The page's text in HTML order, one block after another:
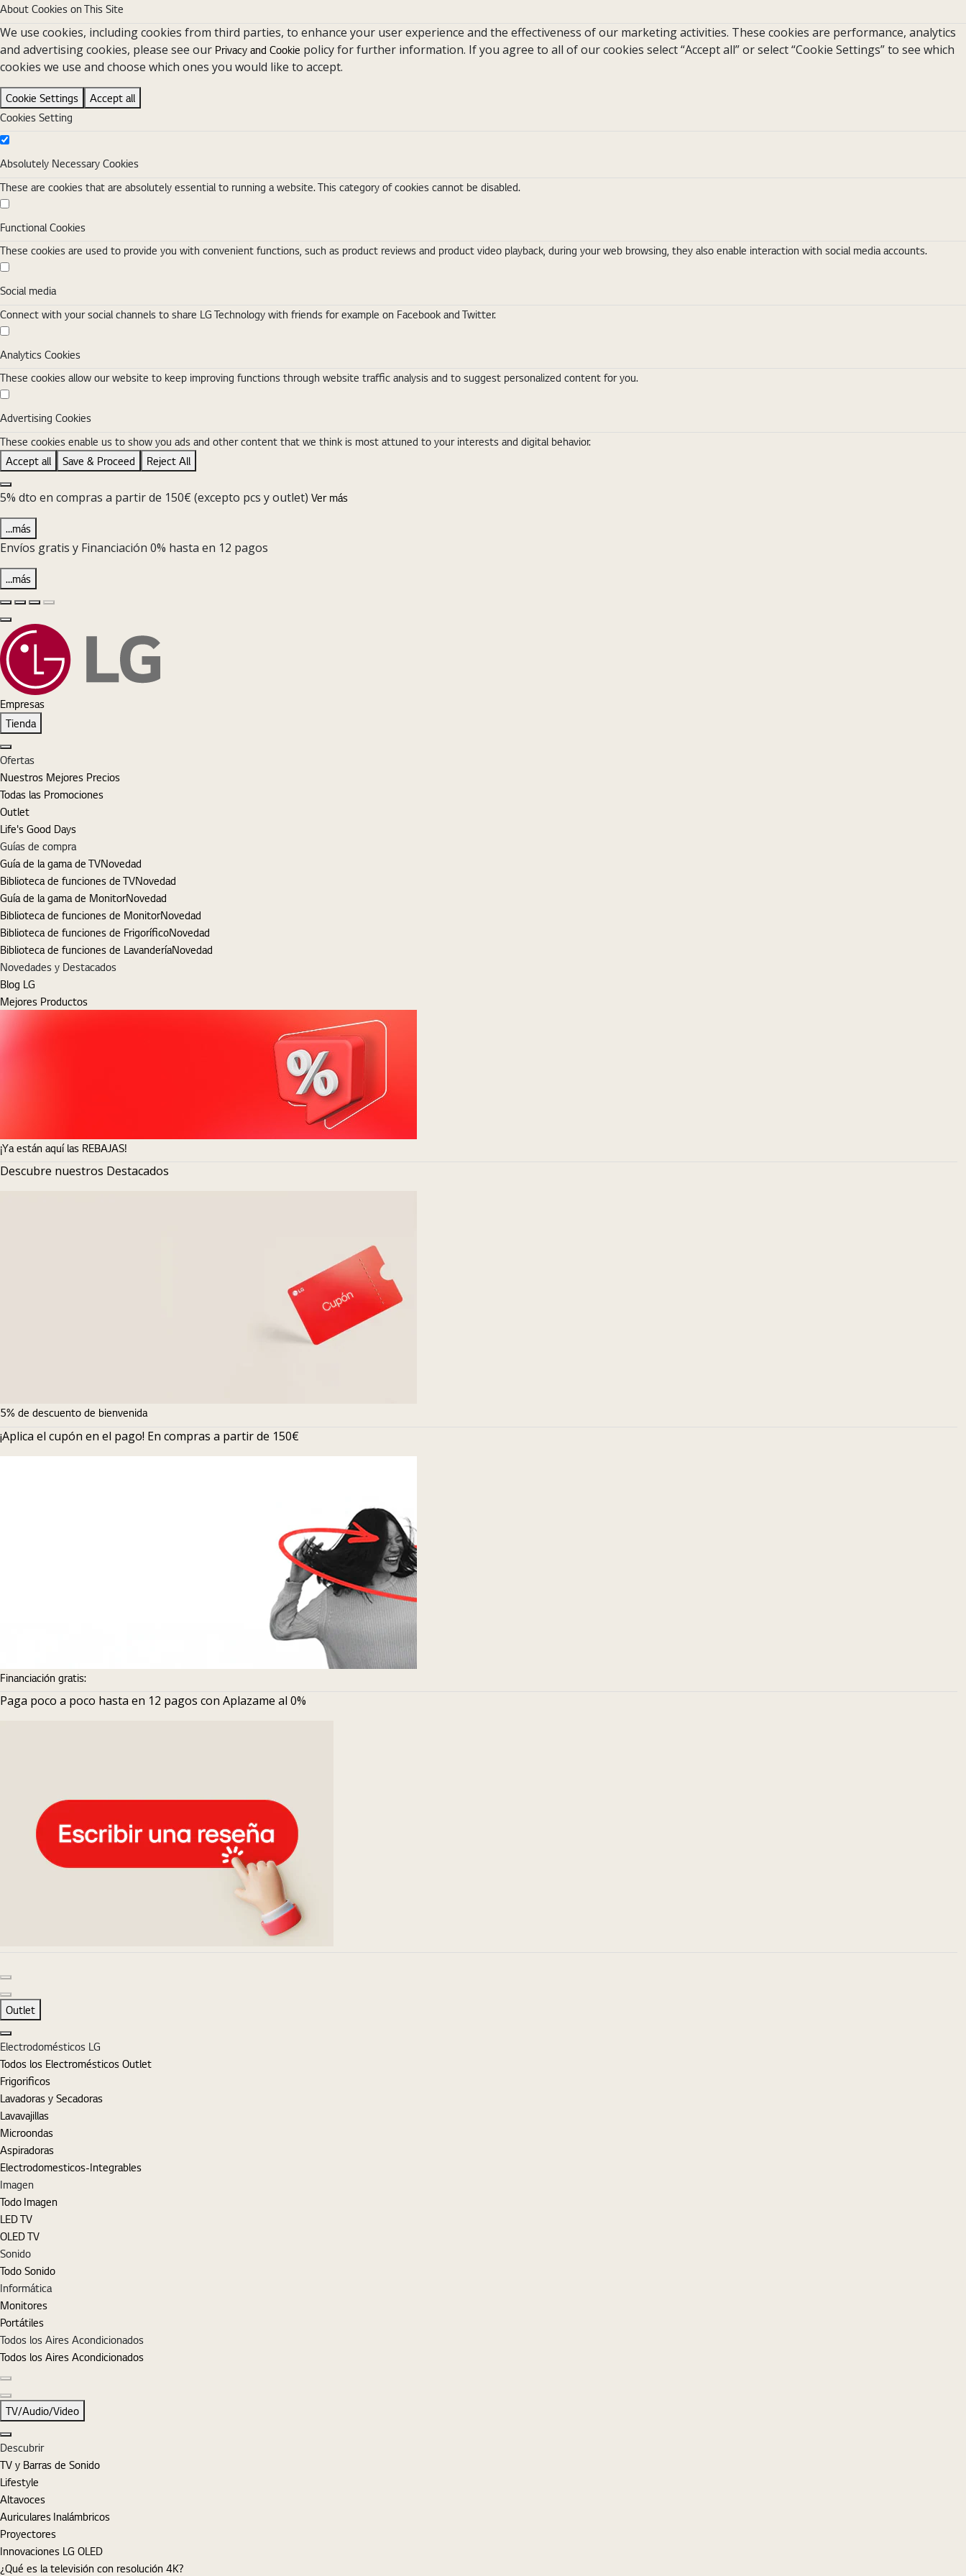
About Cookies on This Site
We use cookies, including cookies from third parties, to enhance your user experience and the effectiveness of our marketing activities. These cookies are performance, analytics
and advertising cookies, please see our Privacy and Cookie policy for further information. If you agree to all of our cookies select “Accept all” or select “Cookie Settings” to see which
cookies we use and choose which ones you would like to accept.
Cookie Settings
Accept all
Cookies Setting
Absolutely Necessary Cookies
Absolutely Necessary Cookies
These are cookies that are absolutely essential to running a website. This category of cookies cannot be disabled.
Functional Cookies
Functional Cookies
These cookies are used to provide you with convenient functions, such as product reviews and product video playback, during your web browsing, they also enable interaction with social media accounts.
Social media
Social media
Connect with your social channels to share LG Technology with friends for example on Facebook and Twitter.
Analytics Cookies
Analytics Cookies
These cookies allow our website to keep improving functions through website traffic analysis and to suggest personalized content for you.
Advertising Cookies
Advertising Cookies
These cookies enable us to show you ads and other content that we think is most attuned to your interests and digital behavior.
Accept all
Save & Proceed Reject All
Close the Cookie Setting banner
5% dto en compras a partir de 150€ (excepto pcs y outlet) Ver más
…más
Envíos gratis y Financiación 0% hasta en 12 pagos
…más
Cerrar
Empresas
Tienda
Cerrar
Ofertas
Nuestros Mejores Precios
Todas las Promociones
Outlet
Life's Good Days
Guías de compra
Guía de la gama de TVNovedad
Biblioteca de funciones de TVNovedad
Guía de la gama de MonitorNovedad
Biblioteca de funciones de MonitorNovedad
Biblioteca de funciones de FrigoríficoNovedad
Biblioteca de funciones de LavanderíaNovedad
Novedades y Destacados
Blog LG
Mejores Productos
¡Ya están aquí las REBAJAS!
Descubre nuestros Destacados
5% de descuento de bienvenida
¡Aplica el cupón en el pago! En compras a partir de 150€
Financiación gratis:
Paga poco a poco hasta en 12 pagos con Aplazame al 0%
Diapositiva siguiente
Outlet
Cerrar
Electrodomésticos LG
Todos los Electromésticos Outlet
Frigorificos
Lavadoras y Secadoras
Lavavajillas
Microondas
Aspiradoras
Electrodomesticos-Integrables
Imagen
Todo Imagen
LED TV
OLED TV
Sonido
Todo Sonido
Informática
Monitores
Portátiles
Todos los Aires Acondicionados
Todos los Aires Acondicionados
Diapositiva siguiente
TV/Audio/Video
Cerrar
Descubrir
TV y Barras de Sonido
Lifestyle
Altavoces
Auriculares Inalámbricos
Proyectores
Innovaciones LG OLED
¿Qué es la televisión con resolución 4K?